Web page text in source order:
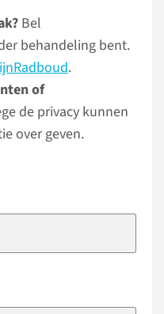
Bel
behandeling bent.
.
of
de privacy kunnen
over geven.